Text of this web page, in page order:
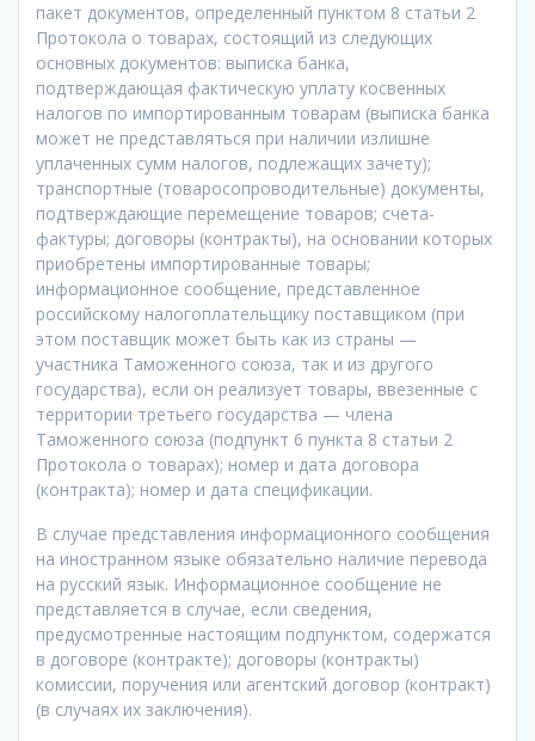
пакет документов, определенный пунктом 8 статьи 2
Протокола о товарах, состоящий из следующих
основных документов: выписка банка,
подтверждающая фактическую уплату косвенных
налогов по импортированным товарам (выписка банка
может не представляться при наличии излишне
уплаченных сумм налогов, подлежащих зачету);
транспортные (товаросопроводительные) документы,
подтверждающие перемещение товаров; счета-
фактуры; договоры (контракты), на основании которых
приобретены импортированные товары;
информационное сообщение, представленное
российскому налогоплательщику поставщиком (при
этом поставщик может быть как из страны —
участника Таможенного союза, так и из другого
государства), если он реализует товары, ввезенные с
территории третьего государства — члена
Таможенного союза (подпункт 6 пункта 8 статьи 2
Протокола о товарах); номер и дата договора
(контракта); номер и дата спецификации.
В случае представления информационного сообщения
на иностранном языке обязательно наличие перевода
на русский язык. Информационное сообщение не
представляется в случае, если сведения,
предусмотренные настоящим подпунктом, содержатся
в договоре (контракте); договоры (контракты)
комиссии, поручения или агентский договор (контракт)
(в случаях их заключения).